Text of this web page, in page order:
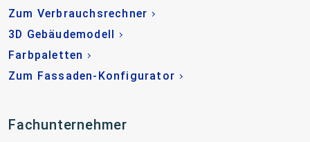
Zum Verbrauchsrechner
3D Gebäudemodell
Farbpaletten
Zum Fassaden-Konfigurator
Fachunternehmer